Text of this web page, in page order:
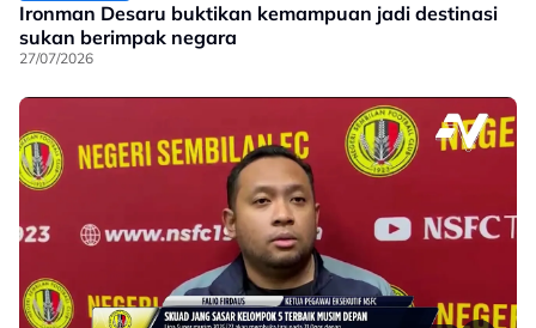
Ironman Desaru buktikan kemampuan jadi destinasi
sukan berimpak negara
27/07/2026